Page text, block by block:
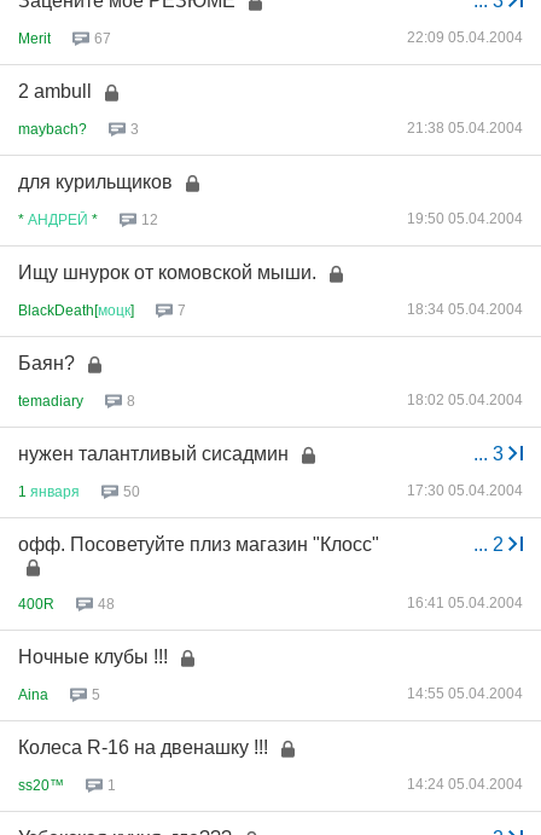
Merit 67 22:09 05.04.2004
2 ambull
maybach? 3 21:38 05.04.2004
для курильщиков
* АНДРЕЙ * 12 19:50 05.04.2004
Ищу шнурок от комовской мыши.
BlackDeath[моцк] 7 18:34 05.04.2004
Баян?
temadiary 8 18:02 05.04.2004
... 3
нужен талантливый сисадмин
1 января 50 17:30 05.04.2004
... 2
офф. Посоветуйте плиз магазин "Клосс"
400R 48 16:41 05.04.2004
Ночные клубы !!!
Aina 5 14:55 05.04.2004
Колеса R-16 на двенашку !!!
ss20™ 1 14:24 05.04.2004